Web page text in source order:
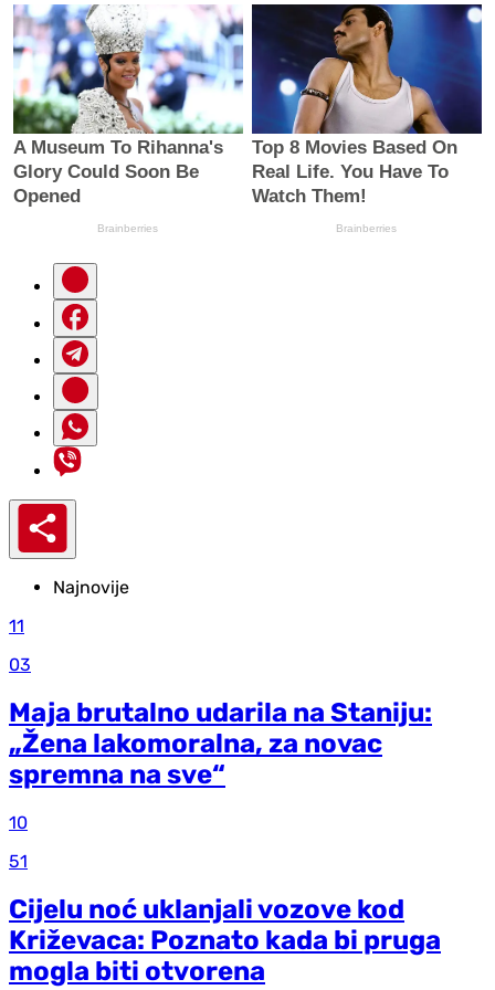
Najnovije
11
03
Maja brutalno udarila na Staniju:
„Žena lakomoralna, za novac
spremna na sve“
10
51
Cijelu noć uklanjali vozove kod
Križevaca: Poznato kada bi pruga
mogla biti otvorena